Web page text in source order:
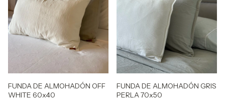
FUNDA DE ALMOHADÓN OFF
WHITE 60x40
FUNDA DE ALMOHADÓN GRIS
PERLA 70x50